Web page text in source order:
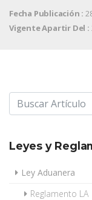
Fecha Publicación :
Vigente Apartir Del :
Leyes y
Ley Aduanera
Reglamento LA